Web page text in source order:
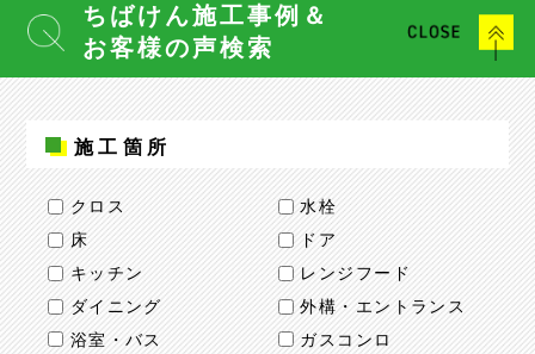
ちばけん施工事例＆
お客様の声検索
施工箇所
クロス
水栓
床
ドア
キッチン
レンジフード
ダイニング
外構・エントランス
浴室・バス
ガスコンロ